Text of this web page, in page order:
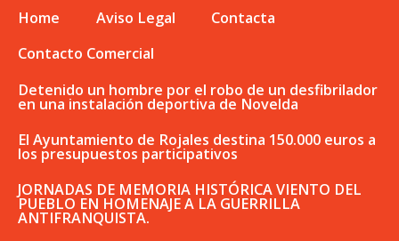
Home Aviso Legal
Contacta
Contacto Comercial
Detenido un hombre por el robo de un desfibrilador
en una instalación deportiva de Novelda
El Ayuntamiento de Rojales destina 150.000 euros a
los presupuestos participativos
JORNADAS DE MEMORIA HISTÓRICA VIENTO DEL
PUEBLO EN HOMENAJE A LA GUERRILLA
ANTIFRANQUISTA.